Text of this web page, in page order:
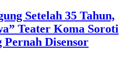
Setelah 35 Tahun,
Teater Koma Soroti
Disensor